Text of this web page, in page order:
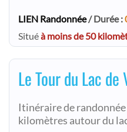
LIEN Randonnée/ Durée :
Situéà moins de 50
Le Tour du Lac de
Itinéraire de
kilomètres autour du